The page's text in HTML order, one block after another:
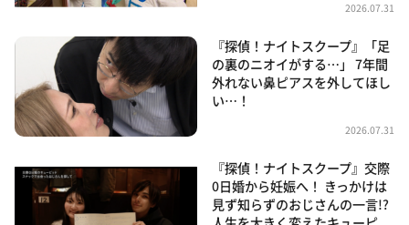
2026.07.31
『探偵！ナイトスクープ』「足
の裏のニオイがする…」 7年間
外れない鼻ピアスを外してほし
い…！
2026.07.31
『探偵！ナイトスクープ』交際
0日婚から妊娠へ！ きっかけは
見ず知らずのおじさんの一言!?